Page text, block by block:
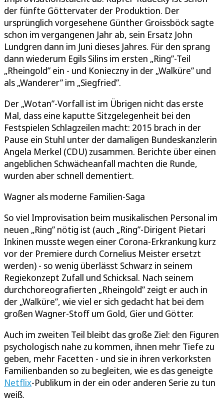
der fünfte Göttervater der Produktion. Der
ursprünglich vorgesehene Günther Groissböck sagte
schon im vergangenen Jahr ab, sein Ersatz John
Lundgren dann im Juni dieses Jahres. Für den sprang
dann wiederum Egils Silins im ersten „Ring”-Teil
„Rheingold” ein - und Konieczny in der „Walküre” und
als „Wanderer” im „Siegfried”.
Der „Wotan”-Vorfall ist im Übrigen nicht das erste
Mal, dass eine kaputte Sitzgelegenheit bei den
Festspielen Schlagzeilen macht: 2015 brach in der
Pause ein Stuhl unter der damaligen Bundeskanzlerin
Angela Merkel (CDU) zusammen. Berichte über einen
angeblichen Schwächeanfall machten die Runde,
wurden aber schnell dementiert.
Wagner als moderne Familien-Saga
So viel Improvisation beim musikalischen Personal im
neuen „Ring” nötig ist (auch „Ring”-Dirigent Pietari
Inkinen musste wegen einer Corona-Erkrankung kurz
vor der Premiere durch Cornelius Meister ersetzt
werden) - so wenig überlässt Schwarz in seinem
Regiekonzept Zufall und Schicksal. Nach seinem
durchchoreografierten „Rheingold” zeigt er auch in
der „Walküre”, wie viel er sich gedacht hat bei dem
großen Wagner-Stoff um Gold, Gier und Götter.
Auch im zweiten Teil bleibt das große Ziel: den Figuren
psychologisch nahe zu kommen, ihnen mehr Tiefe zu
geben, mehr Facetten - und sie in ihren verkorksten
Familienbanden so zu begleiten, wie es das geneigte
Netflix-Publikum in der ein oder anderen Serie zu tun
weiß.